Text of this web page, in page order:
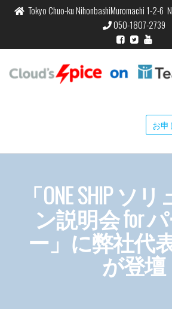
Tokyo Chuo-ku NihonbashiMuromachi 1-2-6
050-1807-2739
お申
「ONE SHIP ソ
ン説明会 for
ー」に弊社代
が登壇